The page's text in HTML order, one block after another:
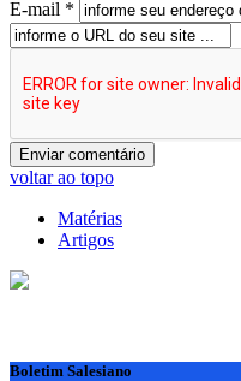
E-mail *
voltar ao topo
Matérias
Artigos
Boletim Salesiano